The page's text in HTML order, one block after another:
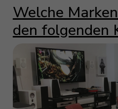
Welche
den folgenden